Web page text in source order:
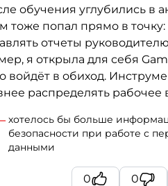
обучения углубились в
тоже попал прямо в
отчеты
я открыла для себя
войдёт в обиход.
распределять рабочее
хотелось бы больше
безопасности при работе с
данными
0 0